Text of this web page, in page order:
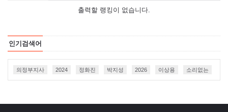
출력할 랭킹이 없습니다.
인기검색어
의정부지사 2024 정화진 박지성 2026 이상용 소리없는